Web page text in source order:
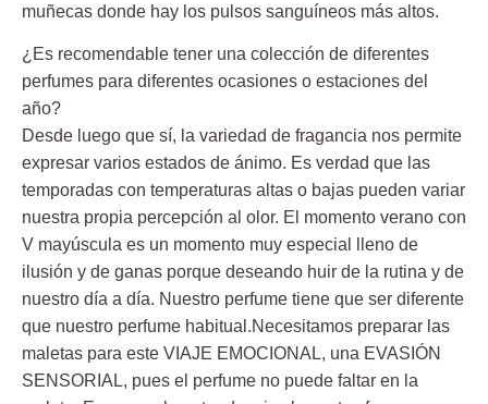
muñecas donde hay los pulsos sanguíneos más altos.
¿Es recomendable tener una colección de diferentes
perfumes para diferentes ocasiones o estaciones del
año?
Desde luego que sí, la variedad de fragancia nos permite
expresar varios estados de ánimo. Es verdad que las
temporadas con temperaturas altas o bajas pueden variar
nuestra propia percepción al olor. El momento verano con
V mayúscula es un momento muy especial lleno de
ilusión y de ganas porque deseando huir de la rutina y de
nuestro día a día. Nuestro perfume tiene que ser diferente
que nuestro perfume habitual.Necesitamos preparar las
maletas para este VIAJE EMOCIONAL, una EVASIÓN
SENSORIAL, pues el perfume no puede faltar en la